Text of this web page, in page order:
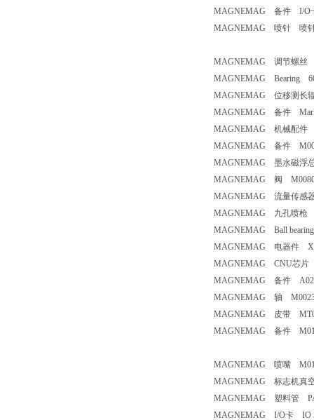
MAGNEMAG 备件 I/O
MAGNEMAG 喷针 喷针
MAGNEMAG 调节螺
MAGNEMAG Bearing
MAGNEMAG 位移测长
MAGNEMAG 备件
MAGNEMAG 机械配
MAGNEMAG 备件
MAGNEMAG 墨水磁浮
MAGNEMAG 阀
MAGNEMAG 流量传感
MAGNEMAG 九孔喷
MAGNEMAG Ball
MAGNEMAG 电器件
MAGNEMAG CNU芯
MAGNEMAG 备件
MAGNEMAG 轴
MAGNEMAG 皮带
MAGNEMAG 备件
MAGNEMAG 喷嘴
MAGNEMAG 标志机
MAGNEMAG 塑料管
MAGNEMAG I/O卡 IO